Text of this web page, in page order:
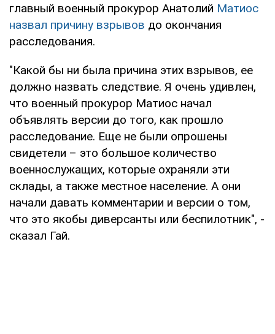
главный военный прокурор Анатолий Матиос
назвал причину взрывов до окончания
расследования.
"Какой бы ни была причина этих взрывов, ее
должно назвать следствие. Я очень удивлен,
что военный прокурор Матиос начал
объявлять версии до того, как прошло
расследование. Еще не были опрошены
свидетели – это большое количество
военнослужащих, которые охраняли эти
склады, а также местное население. А они
начали давать комментарии и версии о том,
что это якобы диверсанты или беспилотник", -
сказал Гай.